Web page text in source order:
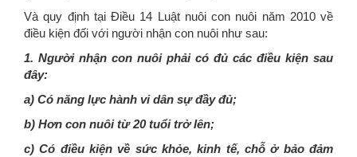
Và quy định tại Điều 14 Luật nuôi con nuôi năm 2010 về
điều kiện đối với người nhận con nuôi như sau:
1. Người nhận con nuôi phải có đủ các điều kiện sau
đây:
a) Có năng lực hành vi dân sự đầy đủ;
b) Hơn con nuôi từ 20 tuổi trở lên;
c) Có điều kiện về sức khỏe, kinh tế, chỗ ở bảo đảm